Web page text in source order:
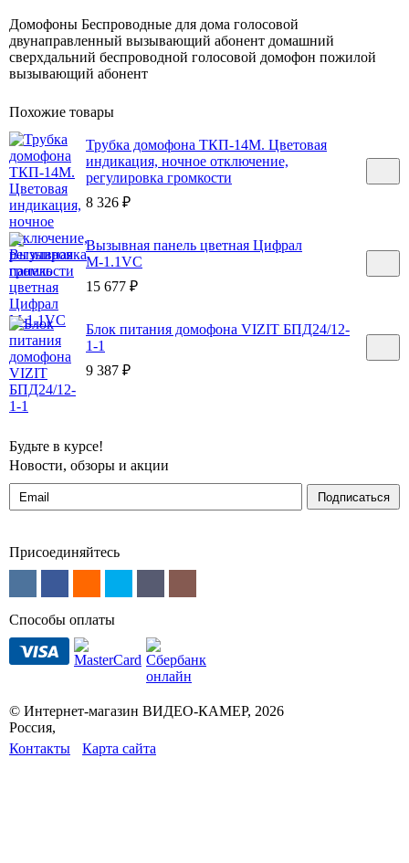
Домофоны Беспроводные для дома голосовой
двунаправленный вызывающий абонент домашний
сверхдальний беспроводной голосовой домофон пожилой
вызывающий абонент
Похожие товары
Трубка домофона ТКП-14M. Цветовая
индикация, ночное отключение,
регулировка громкости
8 326 ₽
Вызывная панель цветная Цифрал
М-1.1VC
15 677 ₽
Блок питания домофона VIZIT БПД24/12-
1-1
9 387 ₽
Будьте в курсе!
Новости, обзоры и акции
Подписаться
Присоединяйтесь
Способы оплаты
© Интернет-магазин ВИДЕО-КАМЕР, 2026
Россия,
Контакты
Карта сайта